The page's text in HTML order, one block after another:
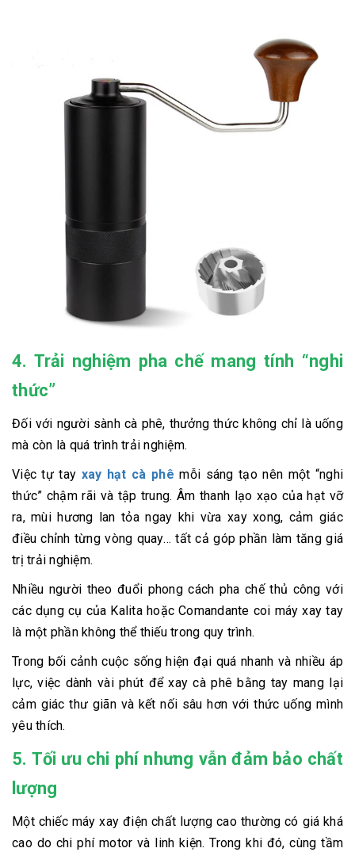
4. Trải nghiệm pha chế mang tính “nghi
thức”
Đối với người sành cà phê, thưởng thức không chỉ là uống
mà còn là quá trình trải nghiệm.
Việc tự tay xay hạt cà phê mỗi sáng tạo nên một “nghi
thức” chậm rãi và tập trung. Âm thanh lạo xạo của hạt vỡ
ra, mùi hương lan tỏa ngay khi vừa xay xong, cảm giác
điều chỉnh từng vòng quay… tất cả góp phần làm tăng giá
trị trải nghiệm.
Nhiều người theo đuổi phong cách pha chế thủ công với
các dụng cụ của Kalita hoặc Comandante coi máy xay tay
là một phần không thể thiếu trong quy trình.
Trong bối cảnh cuộc sống hiện đại quá nhanh và nhiều áp
lực, việc dành vài phút để xay cà phê bằng tay mang lại
cảm giác thư giãn và kết nối sâu hơn với thức uống mình
yêu thích.
5. Tối ưu chi phí nhưng vẫn đảm bảo chất
lượng
Một chiếc máy xay điện chất lượng cao thường có giá khá
cao do chi phí motor và linh kiện. Trong khi đó, cùng tầm